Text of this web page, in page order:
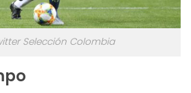
Selección Colombia